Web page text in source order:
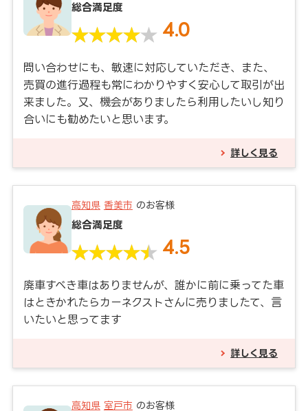
総合満足度
4.0
問い合わせにも、敏速に対応していただき、また、
売買の進行過程も常にわかりやすく安心して取引が出
来ました。又、機会がありましたら利用したいし知り
合いにも勧めたいと思います。
詳しく見る
高知県 香美市 のお客様
総合満足度
4.5
廃車すべき車はありませんが、誰かに前に乗ってた車
はときかれたらカーネクストさんに売りましたて、言
いたいと思ってます
詳しく見る
高知県 室戸市 のお客様